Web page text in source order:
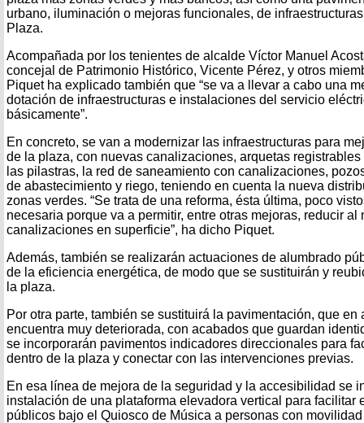
urbano, iluminación o mejoras funcionales, de
Plaza.
Acompañada por los tenientes de alcalde Víctor Manuel
concejal de Patrimonio Histórico, Vicente Pérez, y otros
Piquet ha explicado también que “se va a llevar a cabo una
dotación de infraestructuras e instalaciones del servicio
básicamente”.
En concreto, se van a modernizar las infraestructuras para
de la plaza, con nuevas canalizaciones, arquetas
las pilastras, la red de saneamiento con canalizaciones,
de abastecimiento y riego, teniendo en cuenta la nueva
zonas verdes. “Se trata de una reforma, ésta última, poco
necesaria porque va a permitir, entre otras mejoras, reducir al
canalizaciones en superficie”, ha dicho Piquet.
Además, también se realizarán actuaciones de alumbrado
de la eficiencia energética, de modo que se sustituirán y
la plaza.
Por otra parte, también se sustituirá la pavimentación, que en
encuentra muy deteriorada, con acabados que guardan
se incorporarán pavimentos indicadores direccionales para
dentro de la plaza y conectar con las intervenciones previas.
En esa línea de mejora de la seguridad y la accesibilidad se
instalación de una plataforma elevadora vertical para facilitar
públicos bajo el Quiosco de Música a personas con